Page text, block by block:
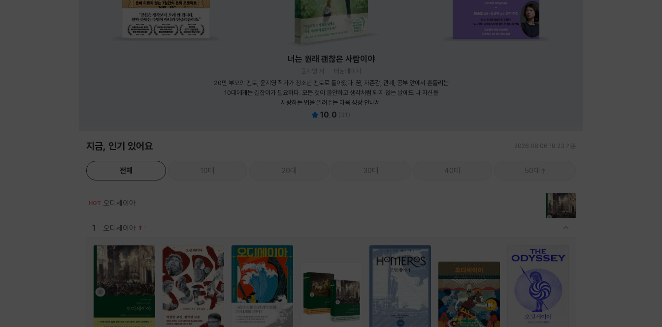
너는 원래 괜찮은 사람이야
윤지영 저
터닝페이지
20만 부모의 멘토, 윤지영 작가가 청소년 멘토로 돌아왔다. 꿈, 자존감, 관계, 공부 앞에서 흔들리는
10대에게는 길잡이가 필요하다. 모든 것이 불안하고 생각처럼 되지 않는 날에도 나 자신을
사랑하는 법을 알려주는 마음 성장 안내서.
10.0 ( 31 )
지금, 인기 있어요 2026.08.06 18:23 기준
전체 10대 20대 30대 40대 50대
HOT 오디세이아
1 오디세이아 1